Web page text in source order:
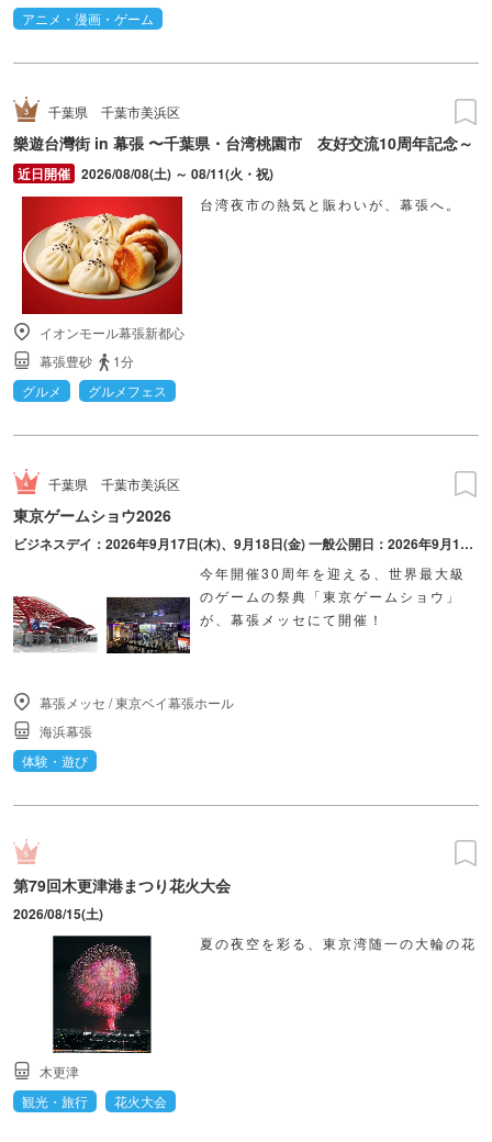
アニメ・漫画・ゲーム
千葉県 千葉市美浜区
樂遊台灣街 in 幕張 〜千葉県・台湾桃園市 友好交流10周年記念～
2026/08/08(土) ～ 08/11(火・祝)
台湾夜市の熱気と賑わいが、幕張へ。
イオンモール幕張新都心
幕張豊砂
1分
グルメ
グルメフェス
千葉県 千葉市美浜区
東京ゲームショウ2026
ビジネスデイ：2026年9月17日(木)、9月18日(金) ⼀般公開⽇：2026年9月19日(土)、9月20日(日)
今年開催30周年を迎える、世界最大級
のゲームの祭典「東京ゲームショウ」
が、幕張メッセにて開催！
幕張メッセ /東京ベイ幕張ホール
海浜幕張
体験・遊び
第79回木更津港まつり花火大会
2026/08/15(土)
夏の夜空を彩る、東京湾随一の大輪の花
木更津
観光・旅行
花火大会